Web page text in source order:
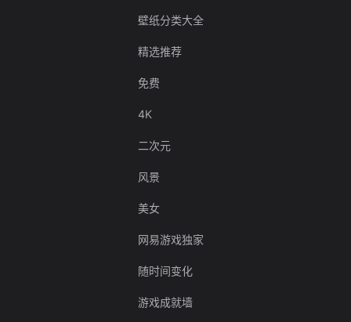
壁纸分类大全
精选推荐
免费
4K
二次元
风景
美女
网易游戏独家
随时间变化
游戏成就墙